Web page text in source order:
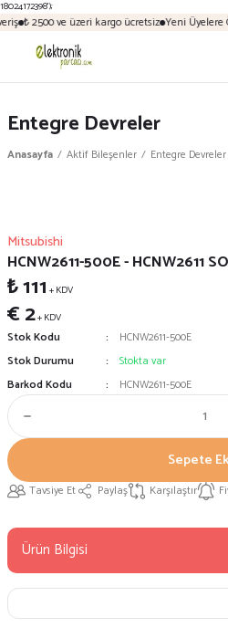
18024172398');
₺ 2500 ve üzeri kargo ücretsiz Yeni Üyelere
Entegre Devreler
Anasayfa Aktif Bileşenler Entegre Devreler
Mitsubishi
HCNW2611-500E - HCNW2611
₺ 111 + KDV
€ 2+ KDV
Stok Kodu
HCNW2611-500E
Stok Durumu
Stokta var
Barkod Kodu
HCNW2611-500E
Sepete
Tavsiye Et Paylaş Karşılaştır
Ürün Bilgisi